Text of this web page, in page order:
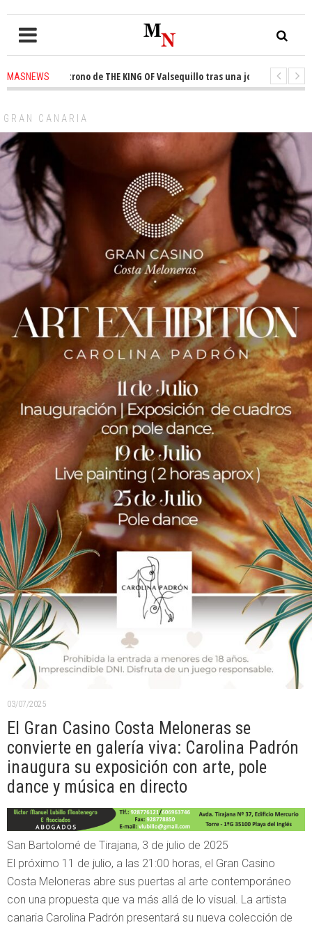
MASNEWS
el trono de THE KING OF Valsequillo tras una jornada de baloncesto
GRAN CANARIA
03/07/2025
El Gran Casino Costa Meloneras se
convierte en galería viva: Carolina Padrón
inaugura su exposición con arte, pole
dance y música en directo
San Bartolomé de Tirajana, 3 de julio de 2025
El próximo 11 de julio, a las 21:00 horas, el Gran Casino
Costa Meloneras abre sus puertas al arte contemporáneo
con una propuesta que va más allá de lo visual. La artista
canaria Carolina Padrón presentará su nueva colección de